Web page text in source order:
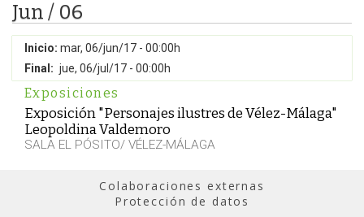
Jun / 06
Inicio: mar, 06/jun/17 - 00:00h
Final: jue, 06/jul/17 - 00:00h
Exposiciones
Exposición "Personajes ilustres de Vélez-Málaga"
Leopoldina Valdemoro
SALA EL PÓSITO/ VÉLEZ-MÁLAGA
Colaboraciones externas
Protección de datos